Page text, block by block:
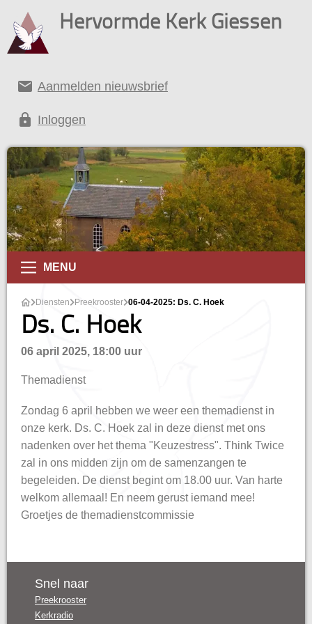
Hervormde Kerk Giessen
email Aanmelden nieuwsbrief
lock Inloggen
MENU
Diensten Preekrooster 06-04-2025: Ds. C. Hoek
Ds. C. Hoek
06 april 2025, 18:00 uur
Themadienst
Zondag 6 april hebben we weer een themadienst in
onze kerk. Ds. C. Hoek zal in deze dienst met ons
nadenken over het thema "Keuzestress". Think Twice
zal in ons midden zijn om de samenzangen te
begeleiden. De dienst begint om 18.00 uur. Van harte
welkom allemaal! En neem gerust iemand mee!
Groetjes de themadienstcommissie
Snel naar
Preekrooster
Kerkradio